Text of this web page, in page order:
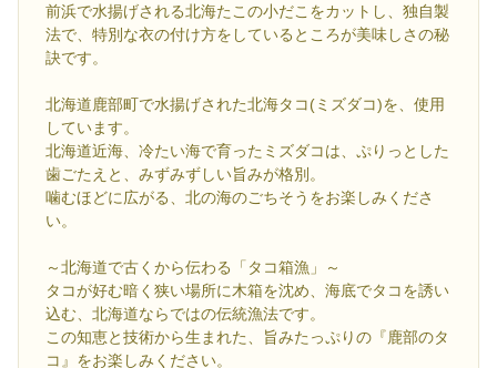
前浜で水揚げされる北海たこの小だこをカットし、独自製
法で、特別な衣の付け方をしているところが美味しさの秘
訣です。
北海道鹿部町で水揚げされた北海タコ(ミズダコ)を、使用
しています。
北海道近海、冷たい海で育ったミズダコは、ぷりっとした
歯ごたえと、みずみずしい旨みが格別。
噛むほどに広がる、北の海のごちそうをお楽しみくださ
い。
～北海道で古くから伝わる「タコ箱漁」～
タコが好む暗く狭い場所に木箱を沈め、海底でタコを誘い
込む、北海道ならではの伝統漁法です。
この知恵と技術から生まれた、旨みたっぷりの『鹿部のタ
コ』をお楽しみください。